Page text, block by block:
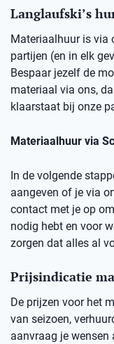
Langlaufski’s
Materiaalhuur is via
partijen (en in elk
Bespaar jezelf de
materiaal via ons,
klaarstaat bij onze
Materiaalhuur via
In de volgende
aangeven of je via
contact met je op
nodig hebt en voor
zorgen dat alles al
Prijsindicatie
De prijzen voor het
van seizoen,
aanvraag je